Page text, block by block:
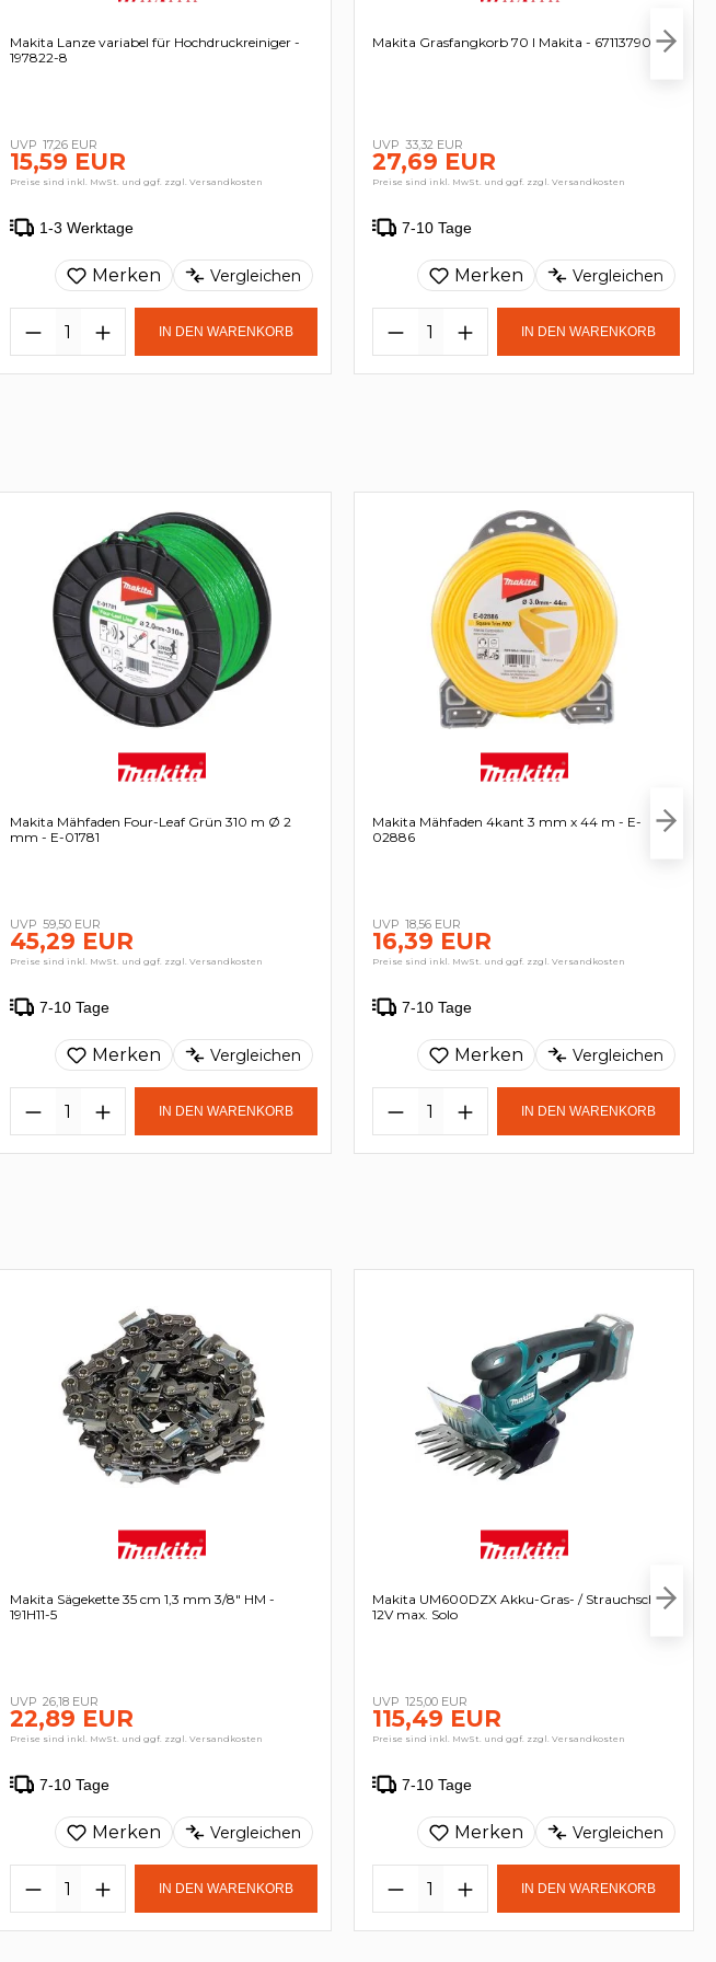
Makita Lanze variabel für Hochdruckreiniger -
197822-8
17,26 EUR
15,59 EUR
Preise sind inkl. MwSt. und ggf. zzgl. Versandkosten
1-3 Werktage
Merken Vergleichen
IN DEN WARENKORB
Makita Grasfangkorb 70 l Makita - 671137909
33,32 EUR
27,69 EUR
Preise sind inkl. MwSt. und ggf. zzgl. Versandkosten
7-10 Tage
Merken Vergleichen
IN DEN WARENKORB
Makita Mähfaden Four-Leaf Grün 310 m Ø 2
mm - E-01781
59,50 EUR
45,29 EUR
Preise sind inkl. MwSt. und ggf. zzgl. Versandkosten
7-10 Tage
Merken Vergleichen
IN DEN WARENKORB
Makita Mähfaden 4kant 3 mm x 44 m - E-
02886
18,56 EUR
16,39 EUR
Preise sind inkl. MwSt. und ggf. zzgl. Versandkosten
7-10 Tage
Merken Vergleichen
IN DEN WARENKORB
Makita Sägekette 35 cm 1,3 mm 3/8" HM -
191H11-5
26,18 EUR
22,89 EUR
Preise sind inkl. MwSt. und ggf. zzgl. Versandkosten
7-10 Tage
Merken Vergleichen
IN DEN WARENKORB
Makita UM600DZX Akku-Gras- / Strauchschere
12V max. Solo
125,00 EUR
115,49 EUR
Preise sind inkl. MwSt. und ggf. zzgl. Versandkosten
7-10 Tage
Merken Vergleichen
IN DEN WARENKORB